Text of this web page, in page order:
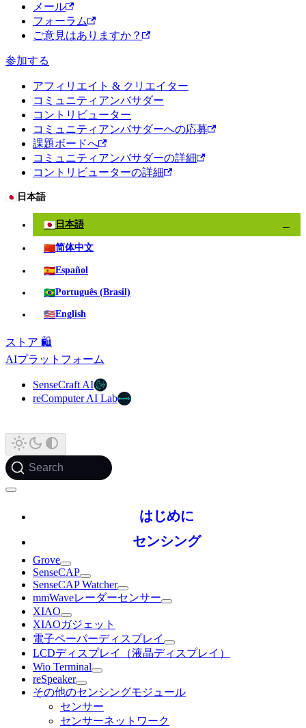
メール
フォーラム
ご意見はありますか？
参加する
アフィリエイト & クリエイター
コミュニティアンバサダー
コントリビューター
コミュニティアンバサダーへの応募
課題ボードへ
コミュニティアンバサダーの詳細
コントリビューターの詳細
🇯🇵 日本語
🇯🇵 日本語
🇨🇳简体中文
🇪🇸Español
🇧🇷Português (Brasil)
🇺🇸English
ストア 🛍️
AIプラットフォーム
SenseCraft AI
reComputer AI Lab
Search
はじめに
センシング
Grove
SenseCAP
SenseCAP Watcher
mmWaveレーダーセンサー
XIAO
XIAOガジェット
電子ペーパーディスプレイ
LCDディスプレイ（液晶ディスプレイ）
Wio Terminal
reSpeaker
その他のセンシングモジュール
センサー
センサーネットワーク